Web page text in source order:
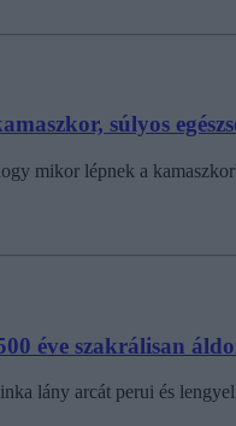
súlyos
mikor lépnek a
éve szakrálisan
lány arcát perui és